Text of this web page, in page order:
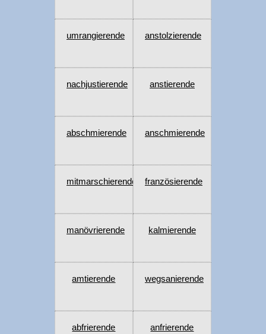
umrangierende anstolzierende
nachjustierende anstierende
abschmierende anschmierende
mitmarschierende französierende
manövrierende kalmierende
amtierende wegsanierende
abfrierende anfrierende